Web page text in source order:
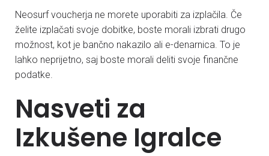
Neosurf voucherja ne morete uporabiti za izplačila. Če
želite izplačati svoje dobitke, boste morali izbrati drugo
možnost, kot je bančno nakazilo ali e-denarnica. To je
lahko neprijetno, saj boste morali deliti svoje finančne
podatke.
Nasveti za
Izkušene Igralce